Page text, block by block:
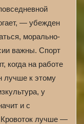
— убежден
морально-
важны. Спорт
когда на работе
лучше к этому
у
и с
лучше —